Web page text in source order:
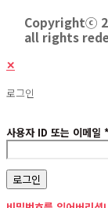
Copyrightⓒ
all rights
✕
로그인
사용자 ID 또는 이메일 *
로그인